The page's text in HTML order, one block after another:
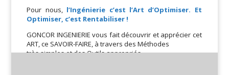
Pour nous, l’Ingénierie c’est l’Art d’Optimiser. Et
Optimiser, c’est Rentabiliser !
GONCOR INGENIERIE vous fait découvrir et apprécier cet
ART, ce SAVOIR-FAIRE, à travers des Méthodes
très simples et des Outils appropriés.